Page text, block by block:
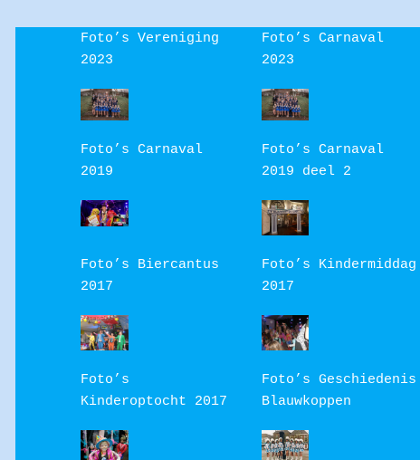
Foto’s Vereniging
2023
Foto’s Carnaval
2023
Foto’s Carnaval
2019
Foto’s Carnaval
2019 deel 2
Foto’s Biercantus
2017
Foto’s Kindermiddag
2017
Foto’s
Kinderoptocht 2017
Foto’s Geschiedenis
Blauwkoppen